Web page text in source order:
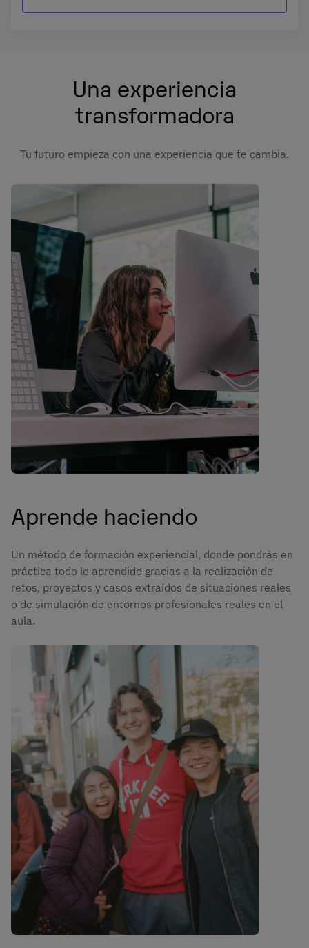
Asimismo, cuando lo considere oportuno podrá presentar una reclamación ante
Una experiencia
transformadora
Tu futuro empieza con una experiencia que te cambia.
Aprende haciendo
Un método de formación experiencial, donde pondrás en
práctica todo lo aprendido gracias a la realización de
retos, proyectos y casos extraídos de situaciones reales
o de simulación de entornos profesionales reales en el
aula.